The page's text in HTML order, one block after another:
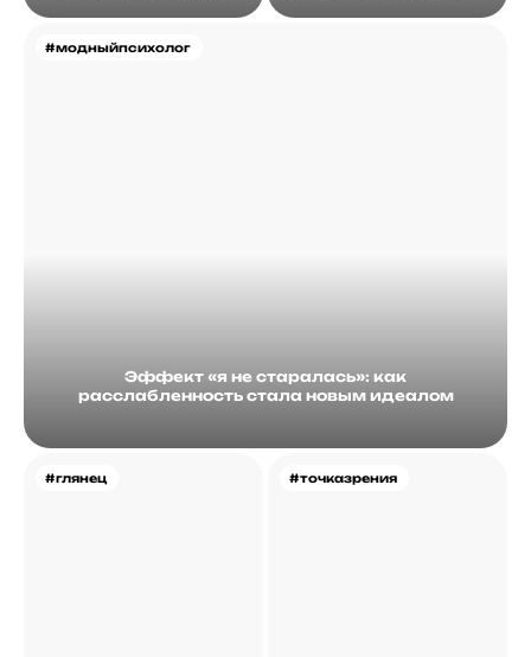
#модныйпсихолог
Эффект «я не старалась»: как
расслабленность стала новым идеалом
#глянец #точказрения